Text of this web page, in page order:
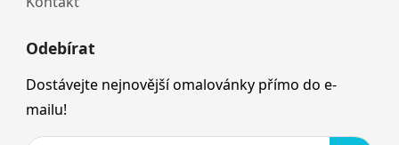
Odebírat
Dostávejte nejnovější omalovánky přímo do e-
mailu!